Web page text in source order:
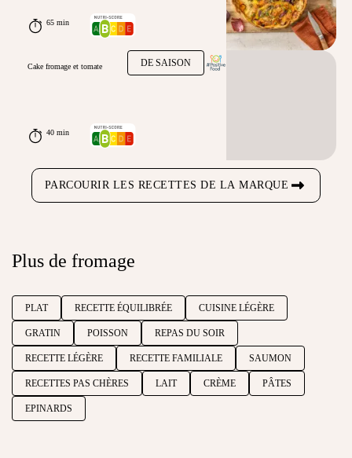
65 min
DE SAISON
Cake fromage et tomate
40 min
PARCOURIR LES RECETTES DE LA MARQUE
Plus de fromage
PLAT RECETTE ÉQUILIBRÉE CUISINE LÉGÈRE
GRATIN POISSON REPAS DU SOIR
RECETTE LÉGÈRE RECETTE FAMILIALE SAUMON
RECETTES PAS CHÈRES LAIT CRÈME PÂTES
EPINARDS